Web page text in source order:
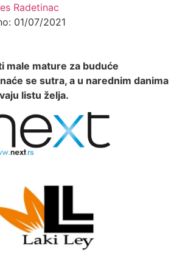
Radetinac
01/07/2021
male mature za buduće
se sutra, a u narednim danima
listu želja.